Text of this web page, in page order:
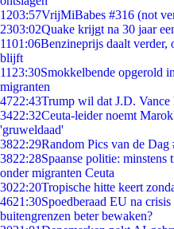
1203:57VrijMiBabes #316 (not
2303:02Quake krijgt na 30 jaar
1101:06Benzineprijs daalt verder,
blijft
11 23:30Smokkelbende opgerold
migranten
4722:43Trump wil dat J.D.
3422:32Ceuta-leider noemt
'gruweldaad'
3822:29Random Pics van de Dag
3822:28Spaanse politie: minstens
onder migranten Ceuta
3022:20Tropische hitte keert
4621:30Spoedberaad EU na
buitengrenzen beter bewaken?